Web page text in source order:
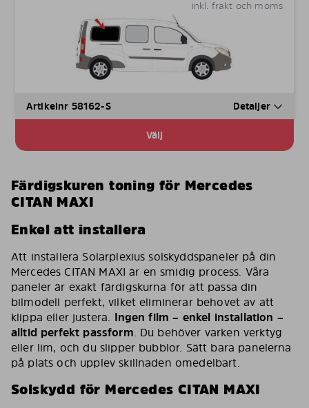
inkl. frakt och moms
Artikelnr 58162-S Detaljer
Välj
Färdigskuren toning för Mercedes
CITAN MAXI
Enkel att installera
Att installera Solarplexius solskyddspaneler på din
Mercedes CITAN MAXI är en smidig process. Våra
paneler är exakt färdigskurna för att passa din
bilmodell perfekt, vilket eliminerar behovet av att
klippa eller justera. Ingen film – enkel installation –
alltid perfekt passform. Du behöver varken verktyg
eller lim, och du slipper bubblor. Sätt bara panelerna
på plats och upplev skillnaden omedelbart.
Solskydd för Mercedes CITAN MAXI